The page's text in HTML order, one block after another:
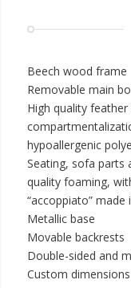
Beech wood frame
Removable main
High quality
hypoallergenic
Seating, sofa parts
quality foaming,
“accoppiato” made
Metallic base
Movable backrests
Double-sided and
Custom